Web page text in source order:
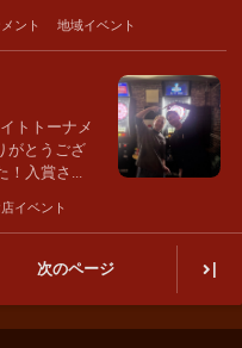
ント 地域イベント
トトーナメ
がとうござ
！入賞さ...
イベント
次のページ |